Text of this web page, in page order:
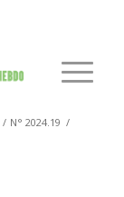
/ N° 2024.19 /